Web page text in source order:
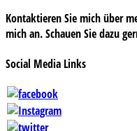
Kontaktieren Sie mich über
mich an. Schauen Sie dazu
Social Media Links